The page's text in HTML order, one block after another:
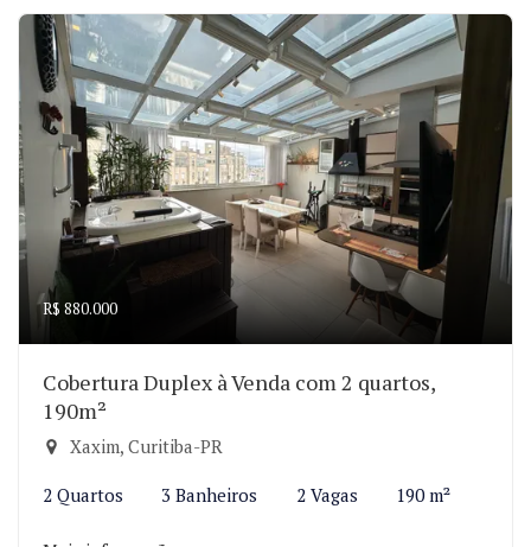
R$ 880.000
Cobertura Duplex à Venda com 2 quartos,
190m²
Xaxim, Curitiba-PR
2 Quartos 3 Banheiros 2 Vagas 190 m²